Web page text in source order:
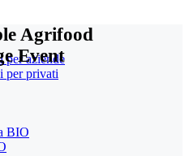
per aziende
per privati
BIO
Agrifood
Event